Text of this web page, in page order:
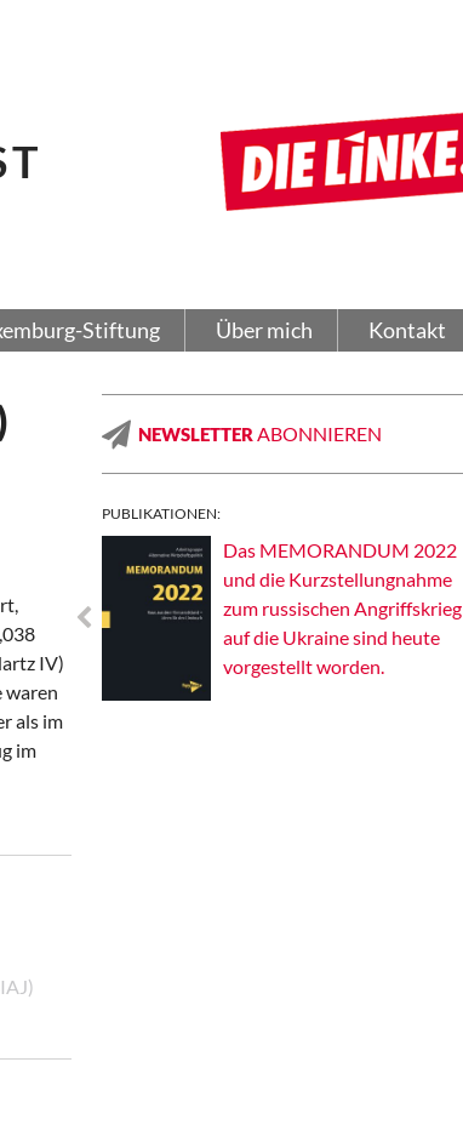
Stiftung Über mich Kontakt
IV)
waren
als im
im
NEWSLETTER ABONNIEREN
PUBLIKATIONEN:
Das MEMORANDUM 2022
und die Kurzstellungnahme
zum russischen Angriffskrieg
auf die Ukraine sind heute
vorgestellt worden.